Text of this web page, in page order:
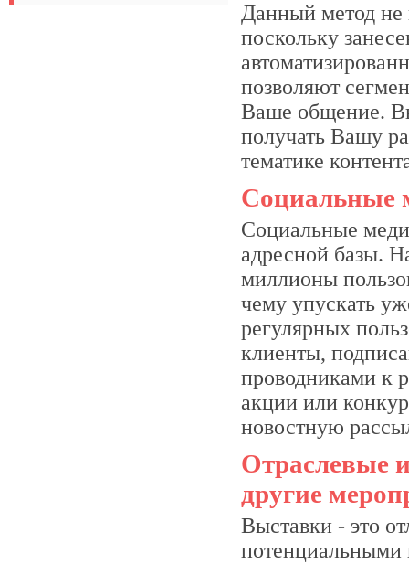
Данный метод не
поскольку
позволяют
Ваше общение. Вы
получать Вашу
тематике
Социальные
Социальные
адресной базы.
миллионы
чему упускать
регулярных
клиенты,
проводниками к
акции или
новостную
Отраслевые
другие
Выставки - это
потенциальными